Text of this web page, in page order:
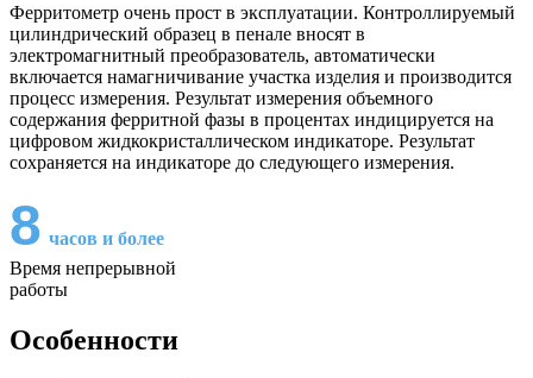
Ферритометр очень прост в эксплуатации. Контроллируемый
цилиндрический образец в пенале вносят в
электромагнитный преобразователь, автоматически
включается намагничивание участка изделия и производится
процесс измерения. Результат измерения объемного
содержания ферритной фазы в процентах индицируется на
цифровом жидкокристаллическом индикаторе. Результат
сохраняется на индикаторе до следующего измерения.
8 часов и более
Время непрерывной
работы
Особенности